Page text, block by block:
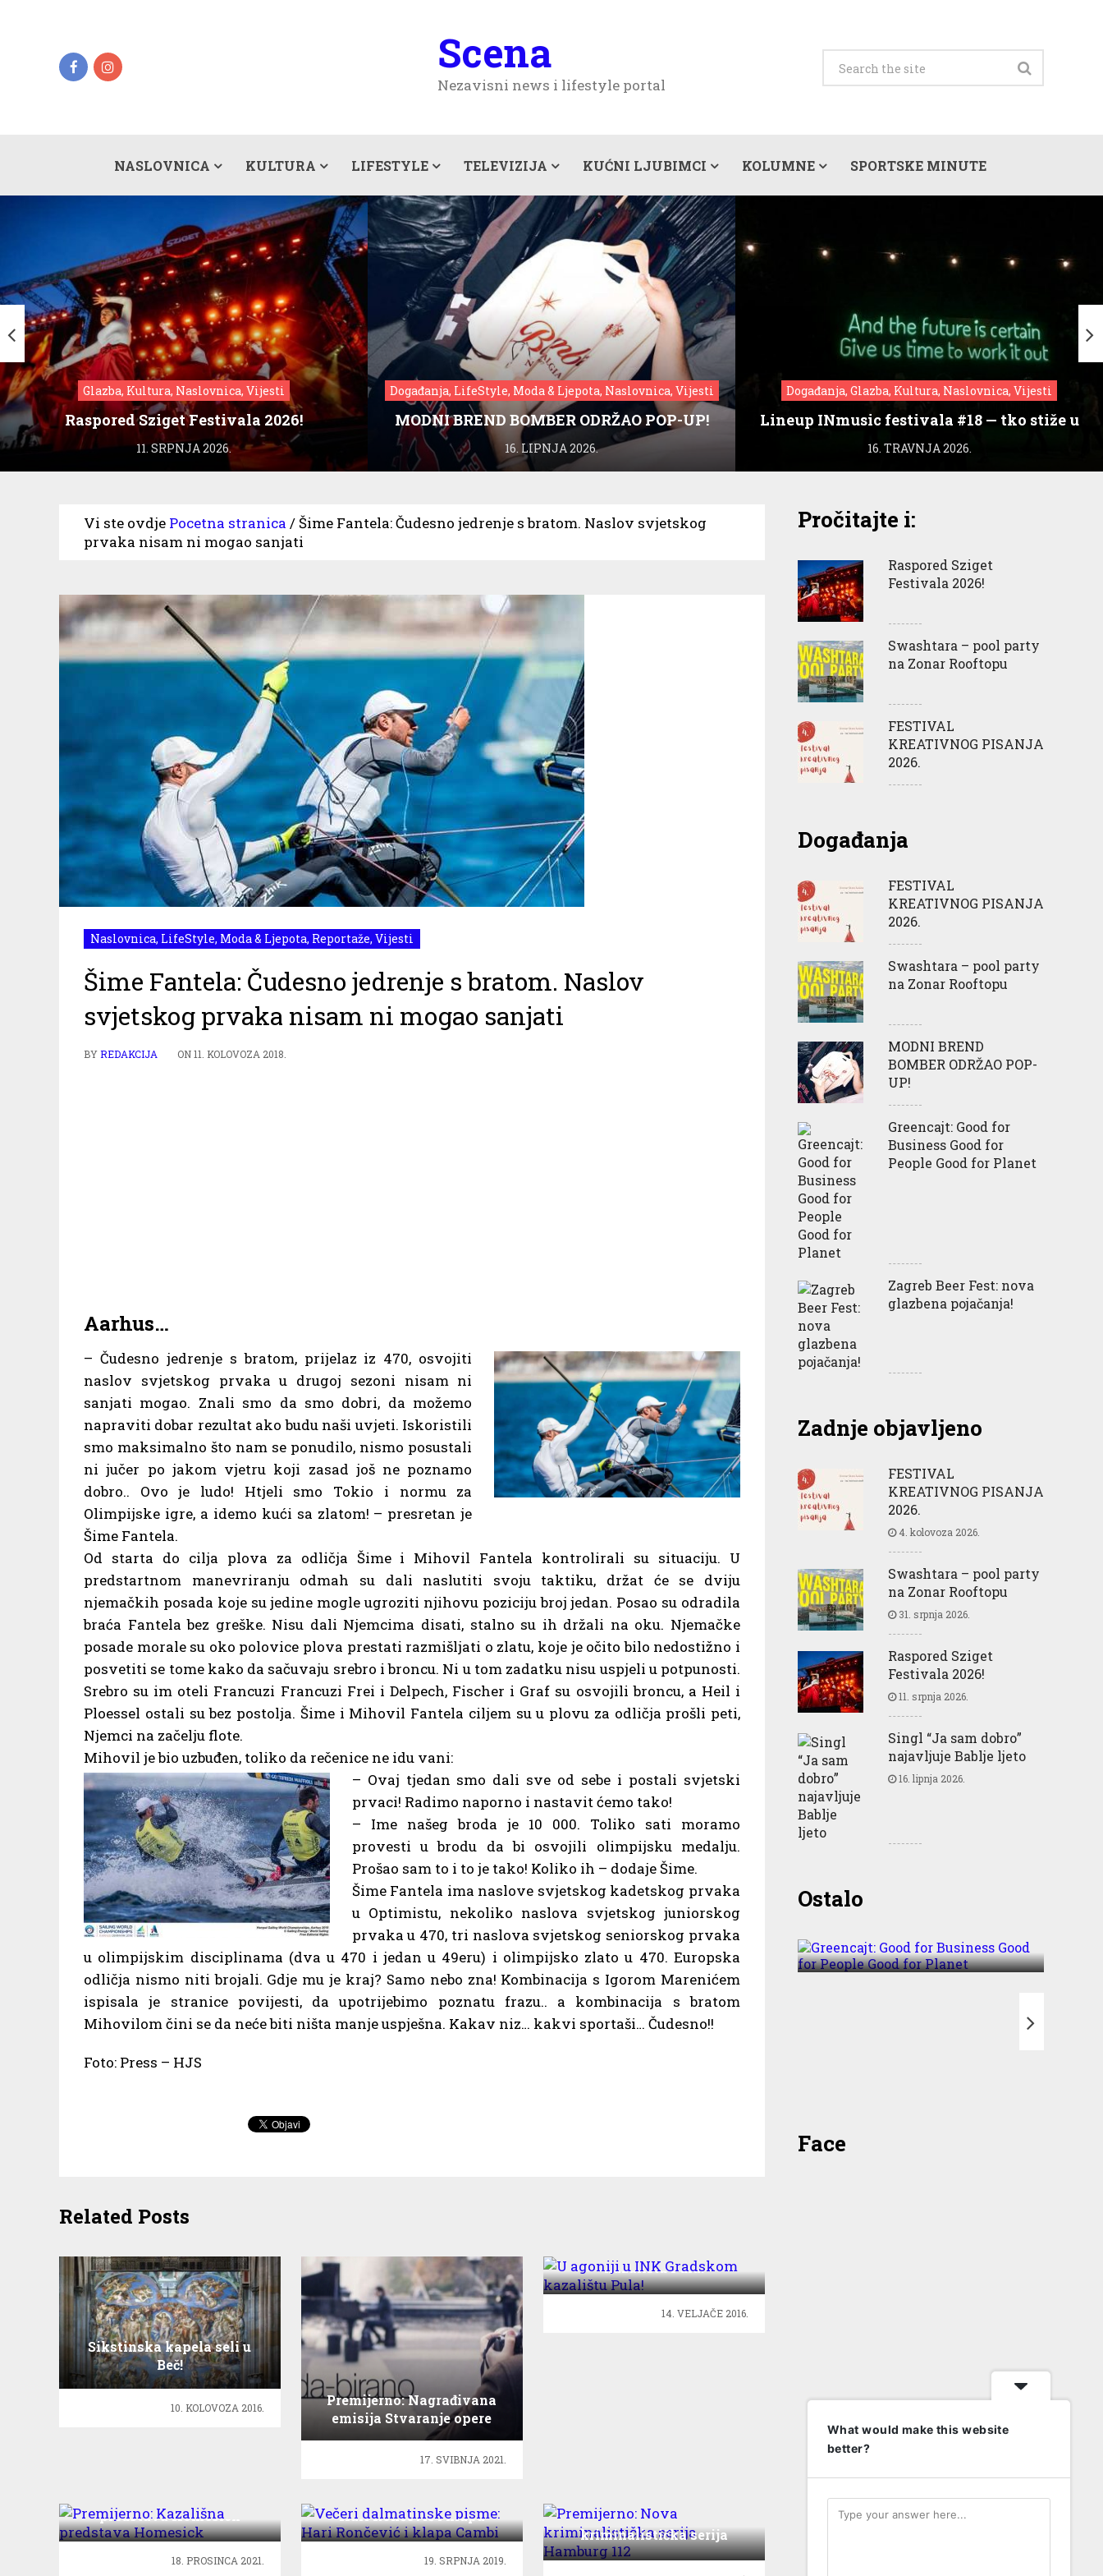
Scena
Nezavisni news i lifestyle portal
NASLOVNICA KULTURA LIFESTYLE TELEVIZIJA KUĆNI LJUBIMCI KOLUMNE SPORTSKE MINUTE
Glazba, Kultura, Naslovnica, Vijesti
Raspored Sziget Festivala 2026!
11. SRPNJA 2026.
Događanja, LifeStyle, Moda & Ljepota, Naslovnica, Vijesti
MODNI BREND BOMBER ODRŽAO POP-UP!
16. LIPNJA 2026.
Događanja, Glazba, Kultura, Naslovnica, Vijesti
Lineup INmusic festivala #18 — tko stiže u
Zagreb?
16. TRAVNJA 2026.
Vi ste ovdje Pocetna stranica / Šime Fantela: Čudesno jedrenje s bratom. Naslov svjetskog
prvaka nisam ni mogao sanjati
Naslovnica, LifeStyle, Moda & Ljepota, Reportaže, Vijesti
Šime Fantela: Čudesno jedrenje s bratom. Naslov
svjetskog prvaka nisam ni mogao sanjati
BYREDAKCIJA ON11. KOLOVOZA 2018.
Aarhus…
– Čudesno jedrenje s bratom, prijelaz iz 470, osvojiti
naslov svjetskog prvaka u drugoj sezoni nisam ni
sanjati mogao. Znali smo da smo dobri, da možemo
napraviti dobar rezultat ako budu naši uvjeti. Iskoristili
smo maksimalno što nam se ponudilo, nismo posustali
ni jučer po jakom vjetru koji zasad još ne poznamo
dobro.. Ovo je ludo! Htjeli smo Tokio i normu za
Olimpijske igre, a idemo kući sa zlatom! – presretan je
Šime Fantela.
Od starta do cilja plova za odličja Šime i Mihovil Fantela kontrolirali su situaciju. U
predstartnom manevriranju odmah su dali naslutiti svoju taktiku, držat će se dviju
njemačkih posada koje su jedine mogle ugroziti njihovu poziciju broj jedan. Posao su odradila
braća Fantela bez greške. Nisu dali Njemcima disati, stalno su ih držali na oku. Njemačke
posade morale su oko polovice plova prestati razmišljati o zlatu, koje je očito bilo nedostižno i
posvetiti se tome kako da sačuvaju srebro i broncu. Ni u tom zadatku nisu uspjeli u potpunosti.
Srebro su im oteli Francuzi Francuzi Frei i Delpech, Fischer i Graf su osvojili broncu, a Heil i
Ploessel ostali su bez postolja. Šime i Mihovil Fantela ciljem su u plovu za odličja prošli peti,
Njemci na začelju flote.
Mihovil je bio uzbuđen, toliko da rečenice ne idu vani:
– Ovaj tjedan smo dali sve od sebe i postali svjetski
prvaci! Radimo naporno i nastavit ćemo tako!
– Ime našeg broda je 10 000. Toliko sati moramo
provesti u brodu da bi osvojili olimpijsku medalju.
Prošao sam to i to je tako! Koliko ih – dodaje Šime.
Šime Fantela ima naslove svjetskog kadetskog prvaka
u Optimistu, nekoliko naslova svjetskog juniorskog
prvaka u 470, tri naslova svjetskog seniorskog prvaka
u olimpijskim disciplinama (dva u 470 i jedan u 49eru) i olimpijsko zlato u 470. Europska
odličja nismo niti brojali. Gdje mu je kraj? Samo nebo zna! Kombinacija s Igorom Marenićem
ispisala je stranice povijesti, da upotrijebimo poznatu frazu.. a kombinacija s bratom
Mihovilom čini se da neće biti ništa manje uspješna. Kakav niz… kakvi sportaši… Čudesno!!
Foto: Press – HJS
Related Posts
Sikstinska kapela seli u
Beč!
10. KOLOVOZA 2016.
Premijerno: Nagrađivana
emisija Stvaranje opere
17. SVIBNJA 2021.
kazalištu Pula!
14. VELJAČE 2016.
predstava Homesick
18. PROSINCA 2021.
Hari Rončević i klapa
Cambi
19. SRPNJA 2019.
Premijerno: Nova
kriminalistička serija
Hamburg 112
Pročitajte i:
Raspored Sziget
Festivala 2026!
Swashtara – pool party
na Zonar Rooftopu
FESTIVAL
KREATIVNOG PISANJA
2026.
Događanja
FESTIVAL
KREATIVNOG PISANJA
2026.
Swashtara – pool party
na Zonar Rooftopu
MODNI BREND
BOMBER ODRŽAO POP-
UP!
Greencajt: Good for
Business Good for
People Good for Planet
Zagreb Beer Fest: nova
glazbena pojačanja!
Zadnje objavljeno
FESTIVAL
KREATIVNOG PISANJA
2026.
4. kolovoza 2026.
Swashtara – pool party
na Zonar Rooftopu
31. srpnja 2026.
Raspored Sziget
Festivala 2026!
11. srpnja 2026.
Singl “Ja sam dobro”
najavljuje Bablje ljeto
16. lipnja 2026.
OstaloGreencajt: Good for
Business Good for People
Face
What would make this website
better?